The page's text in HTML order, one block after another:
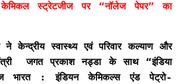
स्ट्रेटजीज पर “नॉलेज पेपर” का
ने केन्द्रीय स्वास्थ्य एवं परिवार कल्याण और
जगत प्रकाश नड्डा के साथ “इंडिया
भारत : इंडियन केमिकल्स एंड पेट्रो-